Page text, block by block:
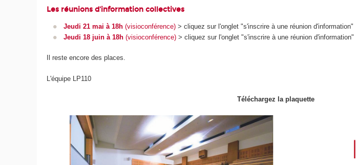
Les réunions d'information collectives
Jeudi 21 mai à 18h (visioconférence)> cliquez sur l'onglet "s'inscrire à une réunion d'information"
Jeudi 18 juin à 18h (visioconférence)> cliquez sur l'onglet "s'inscrire à une réunion d'information"
Il reste encore des places.
L'équipe LP110
Téléchargez la plaquette